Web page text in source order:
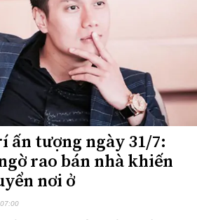
tượng ngày 31/7:
rao bán nhà khiến
nơi ở